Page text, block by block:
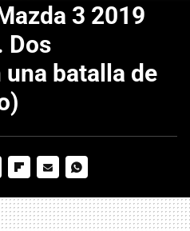
3 2019
Dos
batalla de
MAIL